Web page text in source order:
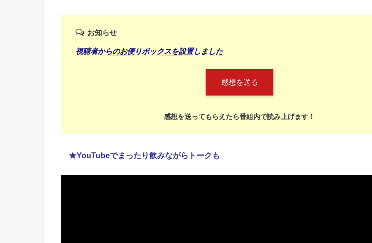
お知らせ
視聴者からのお便りボックスを設置しました
感想を送る
感想を送ってもらえたら番組内で読み上げます！
★YouTubeでまったり飲みながらトークも